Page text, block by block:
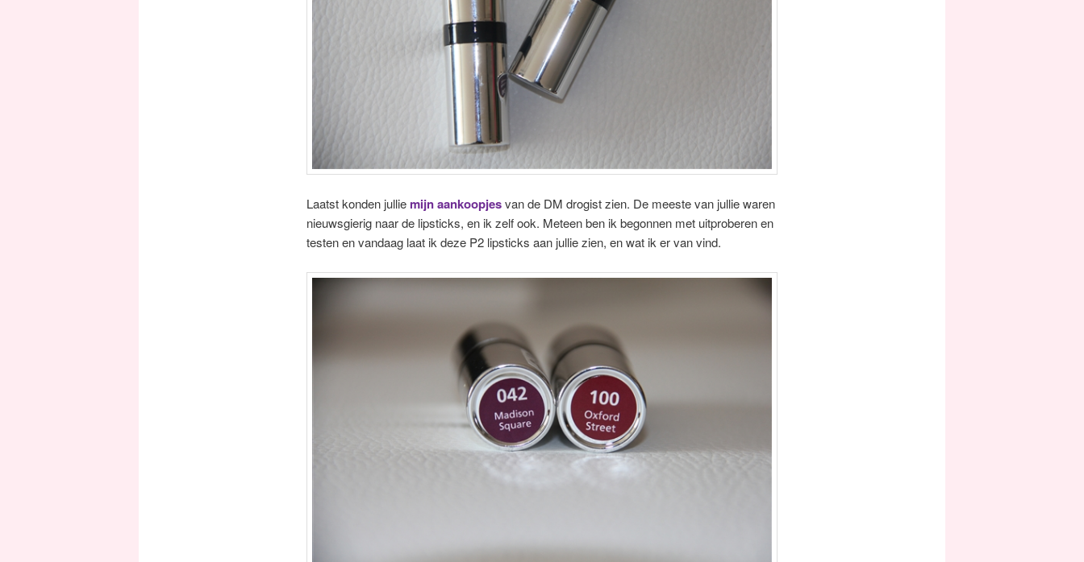
Laatst konden jullie mijn aankoopjesvan de DM drogist zien. De meeste van jullie waren
nieuwsgierig naar de lipsticks, en ik zelf ook. Meteen ben ik begonnen met uitproberen en
testen en vandaag laat ik deze P2 lipsticks aan jullie zien, en wat ik er van vind.